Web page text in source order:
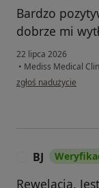
Bardzo
dobrze mi
22 lipca 2026
• Mediss Medical
w opinii użytkownika
zgłoś nadużycie
BJ
Rewelacja.